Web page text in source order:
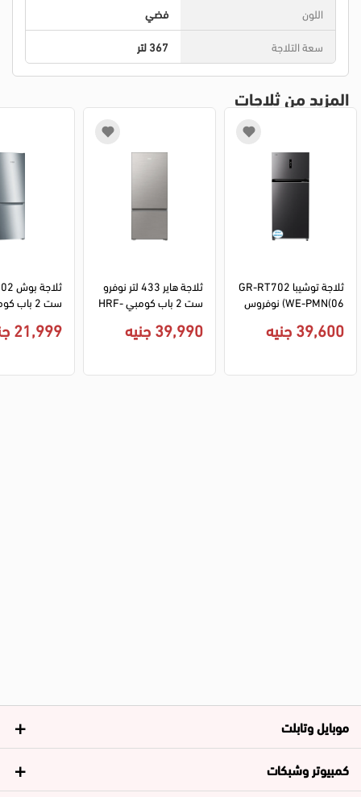
اللون
فضي
سعة التلاجة
367 لتر
المزيد من ثلاجات
ثلاجة توشيبا GR-RT702
WE-PMN(06) نوفروس
جيتال إنفرتر - رمادي (ضما
39,600 جنيه
ثلاجة هاير 433 لتر نوفرو
ست 2 باب كومبي HRF-
نفرتر - فضي
39,990 جنيه سيلفر اينوكس
21,999 جنيه
موبايل وتابلت
كمبيوتر وشبكات